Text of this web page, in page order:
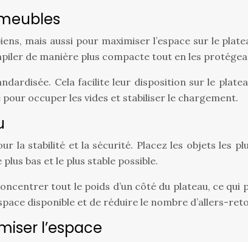
mais aussi pour maximiser l’espace sur le
de manière plus compacte tout en les
Cela facilite leur disposition sur le
pour occuper les vides et stabiliser le chargement.
la stabilité et la sécurité. Placez les objets les
bas et le plus stable possible.
tout le poids d’un côté du plateau, ce
disponible et de réduire le nombre d’allers-
l’espace